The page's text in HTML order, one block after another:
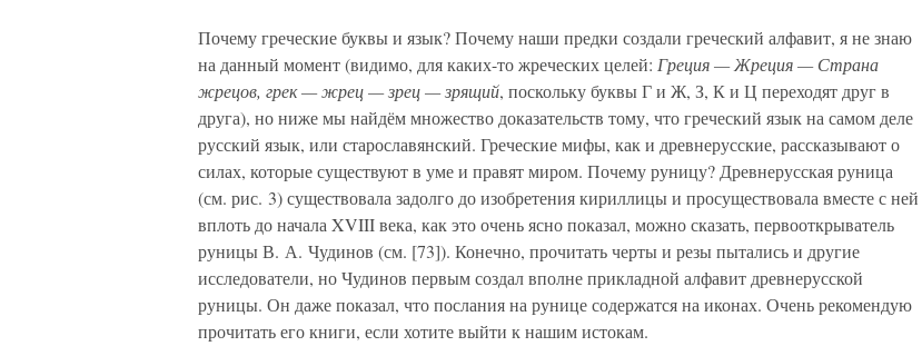
Почему греческие буквы и язык? Почему наши предки создали греческий алфавит, я не знаю
на данный момент (видимо, для каких-то жреческих целей: Греция — Жреция — Страна
жрецов, грек — жрец — зрец — зрящий, поскольку буквы Г и Ж, З, К и Ц переходят друг в
друга), но ниже мы найдём множество доказательств тому, что греческий язык на самом деле
русский язык, или старославянский. Греческие мифы, как и древнерусские, рассказывают о
силах, которые существуют в уме и правят миром. Почему руницу? Древнерусская руница
(см. рис. 3) существовала задолго до изобретения кириллицы и просуществовала вместе с ней
вплоть до начала XVIII века, как это очень ясно показал, можно сказать, первооткрыватель
руницы В. А. Чудинов (см. [73]). Конечно, прочитать черты и резы пытались и другие
исследователи, но Чудинов первым создал вполне прикладной алфавит древнерусской
руницы. Он даже показал, что послания на рунице содержатся на иконах. Очень рекомендую
прочитать его книги, если хотите выйти к нашим истокам.